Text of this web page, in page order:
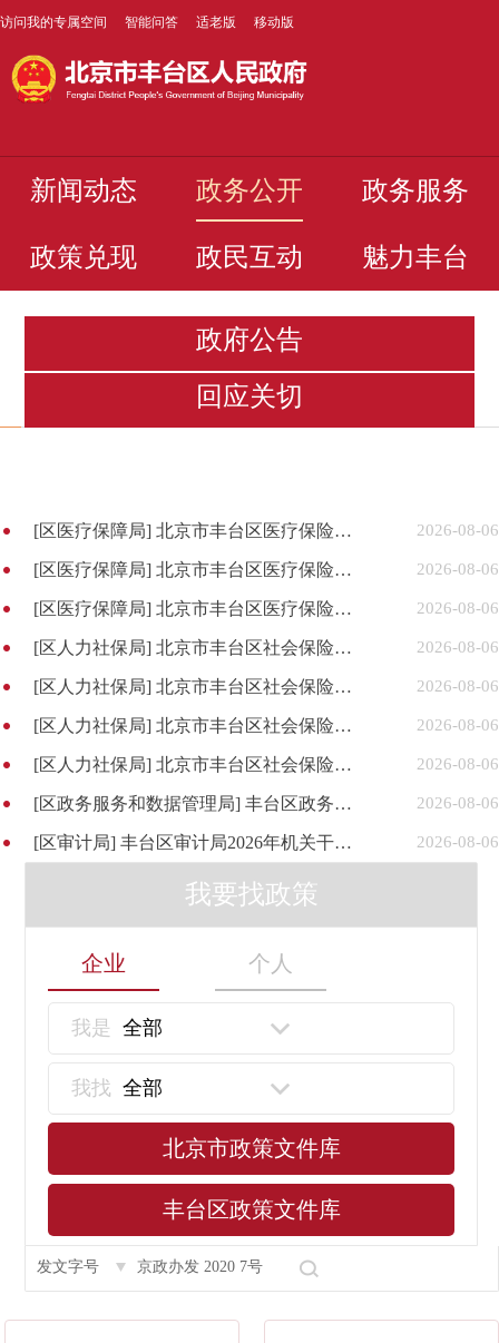
访问我的专属空间 智能问答 适老版 移动版
新闻动态 政务公开 政务服务
政策兑现 政民互动 魅力丰台
政府公告
回应关切
[区医疗保障局] 北京市丰台区医疗保险事务管理中心 社会保险(医疗、生育)稽核通知书 京丰医稽通字〔2026〕第866号 2026-08-06
[区医疗保障局] 北京市丰台区医疗保险事务管理中心 社会保险(医疗、生育)稽核通知书 京丰医稽通字〔2026〕第734号 2026-08-06
[区医疗保障局] 北京市丰台区医疗保险事务管理中心 社会保险(医疗、生育)稽核通知书 京丰医稽通字〔2026〕第640号 2026-08-06
[区人力社保局] 北京市丰台区社会保险基金管理中心社会保险稽核通知书（京丰社稽通字〔2026〕第585号） 2026-08-06
[区人力社保局] 北京市丰台区社会保险基金管理中心社会保险稽核通知书（京丰社稽通字〔2026〕第535号） 2026-08-06
[区人力社保局] 北京市丰台区社会保险基金管理中心社会保险稽核通知书（京丰社稽通字〔2026〕第789号） 2026-08-06
[区人力社保局] 北京市丰台区社会保险基金管理中心社会保险稽核通知书（京丰社稽通字〔2026〕第504号） 2026-08-06
[区政务服务和数据管理局] 丰台区政务服务和数据管理局关于征集 “丰政通”微信公众号运行服务单位的公告 2026-08-06
[区审计局] 丰台区审计局2026年机关干部体检比选公告 2026-08-06
我要找政策
企业 个人
我是 全部
我找 全部
北京市政策文件库
丰台区政策文件库